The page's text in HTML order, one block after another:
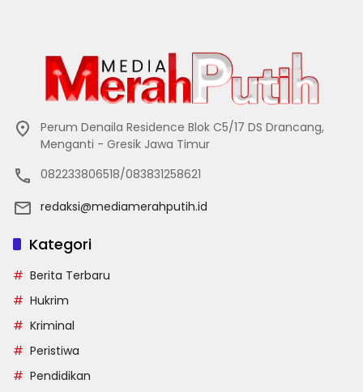
Perum Denaila Residence Blok C5/17 DS Drancang,
Menganti - Gresik Jawa Timur
082233806518/083831258621
redaksi@mediamerahputih.id
Kategori
Berita Terbaru
Hukrim
Kriminal
Peristiwa
Pendidikan